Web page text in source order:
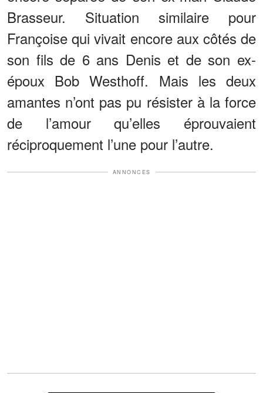
Brasseur. Situation similaire pour
Françoise qui vivait encore aux côtés de
son fils de 6 ans Denis et de son ex-
époux Bob Westhoff. Mais les deux
amantes n’ont pas pu résister à la force
de l’amour qu’elles éprouvaient
réciproquement l’une pour l’autre.
ANNONCES